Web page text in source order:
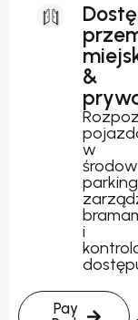
Dostęp
miejski
&
w
bramami
i
dostępu.
Pay